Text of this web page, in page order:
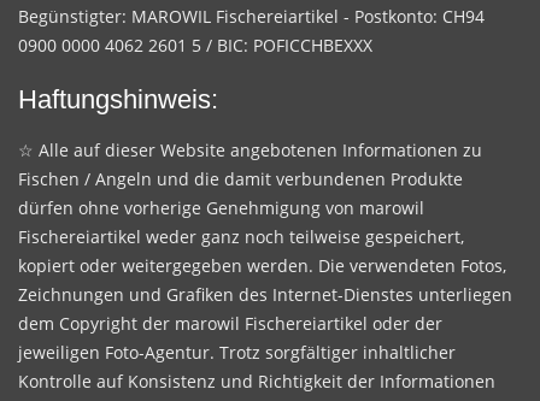
Begünstigter: MAROWIL Fischereiartikel - Postkonto: CH94
0900 0000 4062 2601 5 / BIC: POFICCHBEXXX
Haftungshinweis:
☆ Alle auf dieser Website angebotenen Informationen zu
Fischen / Angeln und die damit verbundenen Produkte
dürfen ohne vorherige Genehmigung von marowil
Fischereiartikel weder ganz noch teilweise gespeichert,
kopiert oder weitergegeben werden. Die verwendeten Fotos,
Zeichnungen und Grafiken des Internet-Dienstes unterliegen
dem Copyright der marowil Fischereiartikel oder der
jeweiligen Foto-Agentur. Trotz sorgfältiger inhaltlicher
Kontrolle auf Konsistenz und Richtigkeit der Informationen